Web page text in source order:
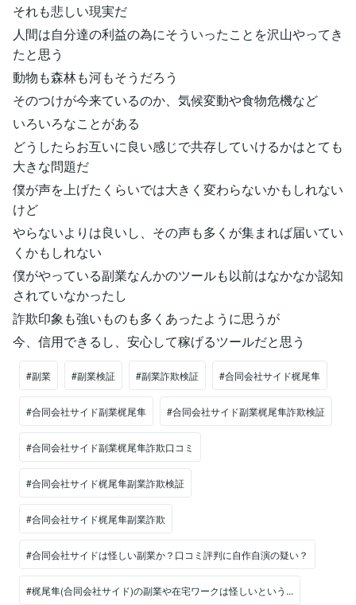
それも悲しい現実だ
人間は自分達の利益の為にそういったことを沢山やってき
たと思う
動物も森林も河もそうだろう
そのつけが今来ているのか、気候変動や食物危機など
いろいろなことがある
どうしたらお互いに良い感じで共存していけるかはとても
大きな問題だ
僕が声を上げたくらいでは大きく変わらないかもしれない
けど
やらないよりは良いし、その声も多くが集まれば届いてい
くかもしれない
僕がやっている副業なんかのツールも以前はなかなか認知
されていなかったし
詐欺印象も強いものも多くあったように思うが
今、信用できるし、安心して稼げるツールだと思う
#副業 #副業検証 #副業詐欺検証 #合同会社サイド梶尾隼
#合同会社サイド副業梶尾隼 #合同会社サイド副業梶尾隼詐欺検証
#合同会社サイド副業梶尾隼詐欺口コミ
#合同会社サイド梶尾隼副業詐欺検証
#合同会社サイド梶尾隼副業詐欺
#合同会社サイドは怪しい副業か？口コミ評判に自作自演の疑い？
#梶尾隼(合同会社サイド)の副業や在宅ワークは怪しいという...